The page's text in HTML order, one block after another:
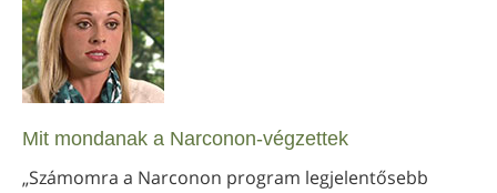
Mit mondanak a Narconon-végzettek
„Számomra a Narconon program legjelentősebb